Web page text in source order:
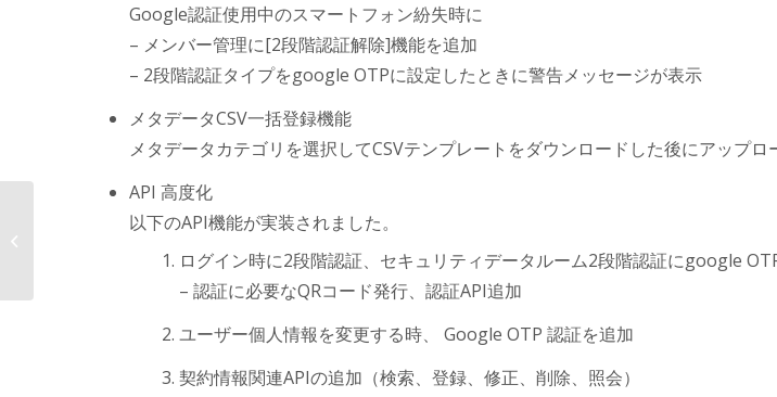
Google認証使用中のスマートフォン紛失時に
– メンバー管理に[2段階認証解除]機能を追加
– 2段階認証タイプをgoogle OTPに設定したときに警告メッセージが表示
メタデータCSV一括登録機能
メタデータカテゴリを選択してCSVテンプレートをダウンロードした後にアップ
API 高度化
以下のAPI機能が実装されました。
ログイン時に2段階認証、セキュリティデータルーム2段階認証にgoogle
– 認証に必要なQRコード発行、認証API追加
ユーザー個人情報を変更する時、 Google OTP 認証を追加
契約情報関連APIの追加（検索、登録、修正、削除、照会）
AOSデータ社、建設業のDXを推進す
る建設データプラットフォーム...